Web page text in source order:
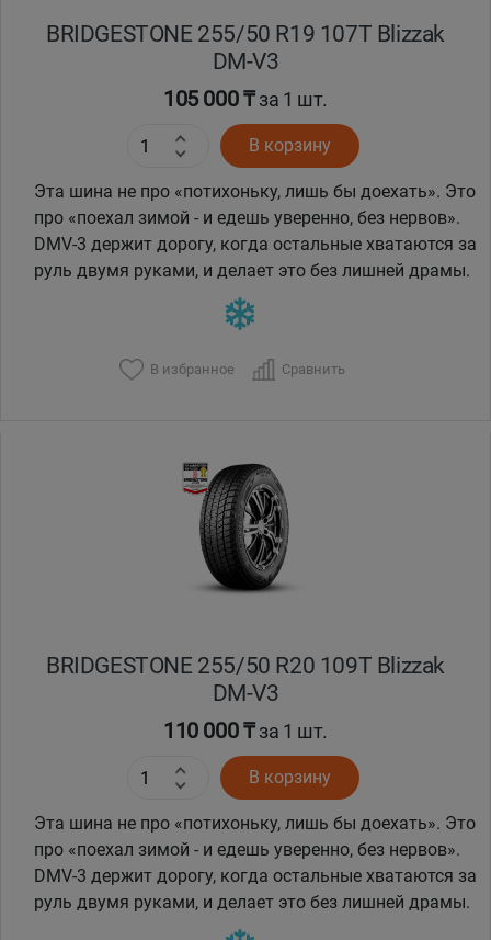
BRIDGESTONE 255/50 R19 107Т Blizzak
DM-V3
105 000 ₸за 1 шт.
В корзину
Эта шина не про «потихоньку, лишь бы доехать». Это
про «поехал зимой - и едешь уверенно, без нервов».
DMV-3 держит дорогу, когда остальные хватаются за
руль двумя руками, и делает это без лишней драмы.
В избранное Сравнить
BRIDGESTONE 255/50 R20 109T Blizzak
DM-V3
110 000 ₸за 1 шт.
В корзину
Эта шина не про «потихоньку, лишь бы доехать». Это
про «поехал зимой - и едешь уверенно, без нервов».
DMV-3 держит дорогу, когда остальные хватаются за
руль двумя руками, и делает это без лишней драмы.